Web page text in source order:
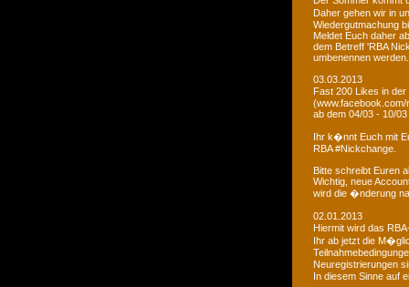
Daher gehen wir in
Wiedergutmachung
Meldet Euch daher
dem Betreff 'RBA
umbenennen
03.03.2013
Fast 200 Likes in
ab dem 04/03 - 10/
Ihr k�nnt Euch mit
RBA #Nickchange.
Bitte schreibt Euren
Wichtig, neue
wird die �nderung
02.01.2013
Hiermit wird das
Ihr ab jetzt die
Neuregistrierungen
In diesem Sinne auf